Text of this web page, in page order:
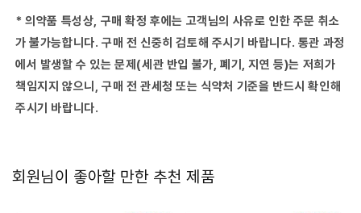
품
수
량
줄
임
품
수
량
림
* 의약품 특성상, 구매 확정 후에는 고객님의 사유로 인한 주문 취소
가 불가능합니다. 구매 전 신중히 검토해 주시기 바랍니다. 통관 과정
에서 발생할 수 있는 문제(세관 반입 불가, 폐기, 지연 등)는 저희가
책임지지 않으니, 구매 전 관세청 또는 식약처 기준을 반드시 확인해
주시기 바랍니다.
회원님이 좋아할 만한 추천 제품